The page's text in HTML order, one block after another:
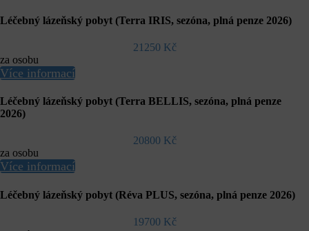
Léčebný lázeňský pobyt (Terra IRIS, sezóna, plná penze 2026)
21250 Kč
za osobu
Více informací
Léčebný lázeňský pobyt (Terra BELLIS, sezóna, plná penze
2026)
20800 Kč
za osobu
Více informací
Léčebný lázeňský pobyt (Réva PLUS, sezóna, plná penze 2026)
19700 Kč